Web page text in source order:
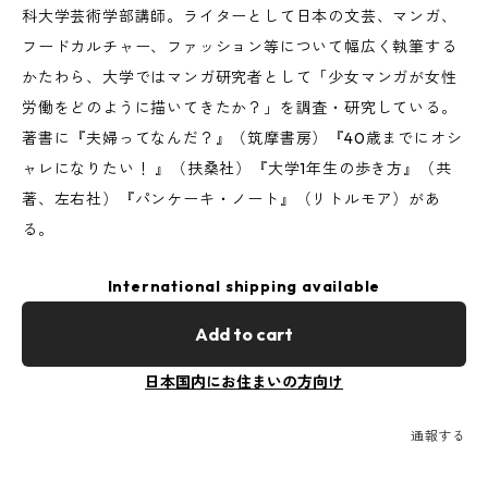
科大学芸術学部講師。ライターとして日本の文芸、マンガ、
フードカルチャー、ファッション等について幅広く執筆する
かたわら、大学ではマンガ研究者として「少女マンガが女性
労働をどのように描いてきたか？」を調査・研究している。
著書に『夫婦ってなんだ？』（筑摩書房）『40歳までにオシ
ャレになりたい！ 』（扶桑社）『大学1年生の歩き方』（共
著、左右社）『パンケーキ・ノート』（リトルモア）があ
る。
International shipping available
Add to cart
日本国内にお住まいの方向け
通報する